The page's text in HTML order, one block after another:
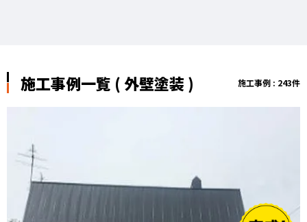
施工事例一覧 ( 外壁塗装 ) 施工事例 : 243件